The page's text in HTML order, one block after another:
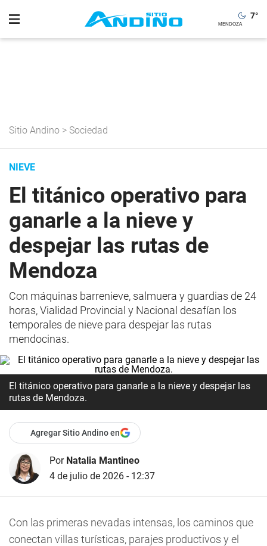
7°
Sitio Andino > Sociedad
NIEVE
El titánico operativo para
ganarle a la nieve y
despejar las rutas de
Mendoza
Con máquinas barrenieve, salmuera y guardias de 24
horas, Vialidad Provincial y Nacional desafían los
temporales de nieve para despejar las rutas
mendocinas.
El titánico operativo para ganarle a la nieve y despejar las
rutas de Mendoza.
Agregar Sitio Andino en
Por Natalia Mantineo
4 de julio de 2026 - 12:37
Con las primeras nevadas intensas, los caminos que
conectan villas turísticas, parajes productivos y el